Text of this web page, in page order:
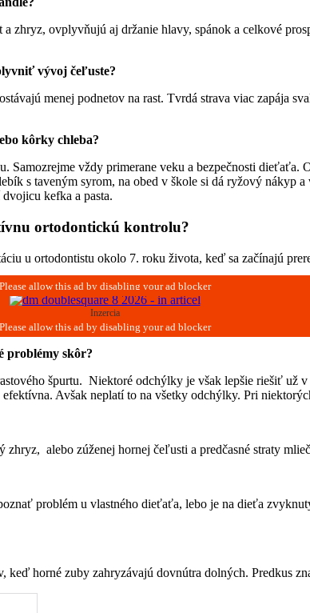
ovplyvňujú aj držanie hlavy, spánok a celkové
vývoj čeľuste?
menej podnetov na rast. Tvrdá strava viac zapája
kôrky chleba?
vždy primerane veku a bezpečnosti dieťaťa.
s taveným syrom, na obed v škole si dá ryžový nákyp
kefka a pasta.
ortodontickú kontrolu?
u ortodontistu okolo 7. roku života, keď sa začínajú
Inzercia
problémy skôr?
špurtu. Niektoré odchýlky je však lepšie riešiť už
Avšak neplatí to na všetky odchýlky. Pri
alebo zúženej hornej čeľusti a predčasné straty
problém u vlastného dieťaťa, lebo je na dieťa
horné zuby zahryzávajú dovnútra dolných. Predkus